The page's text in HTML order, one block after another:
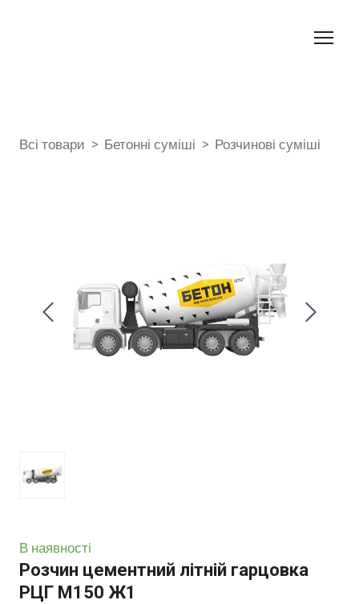
Всі товари Бетонні суміші Розчинові суміші
В наявності
Розчин цементний літній гарцовка
РЦГ М150 Ж1